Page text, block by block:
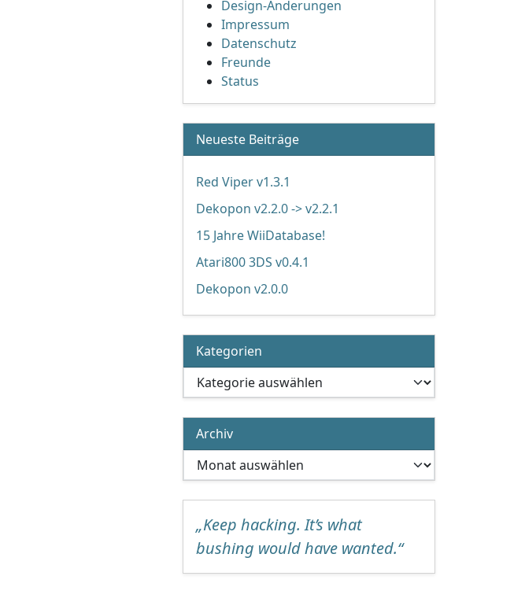
Design-Änderungen
Impressum
Datenschutz
Freunde
Status
Neueste Beiträge
Red Viper v1.3.1
Dekopon v2.2.0 -> v2.2.1
15 Jahre WiiDatabase!
Atari800 3DS v0.4.1
Dekopon v2.0.0
Kategorien
Kategorien
Archiv
Archiv
„Keep hacking. It’s what
bushing would have wanted.“